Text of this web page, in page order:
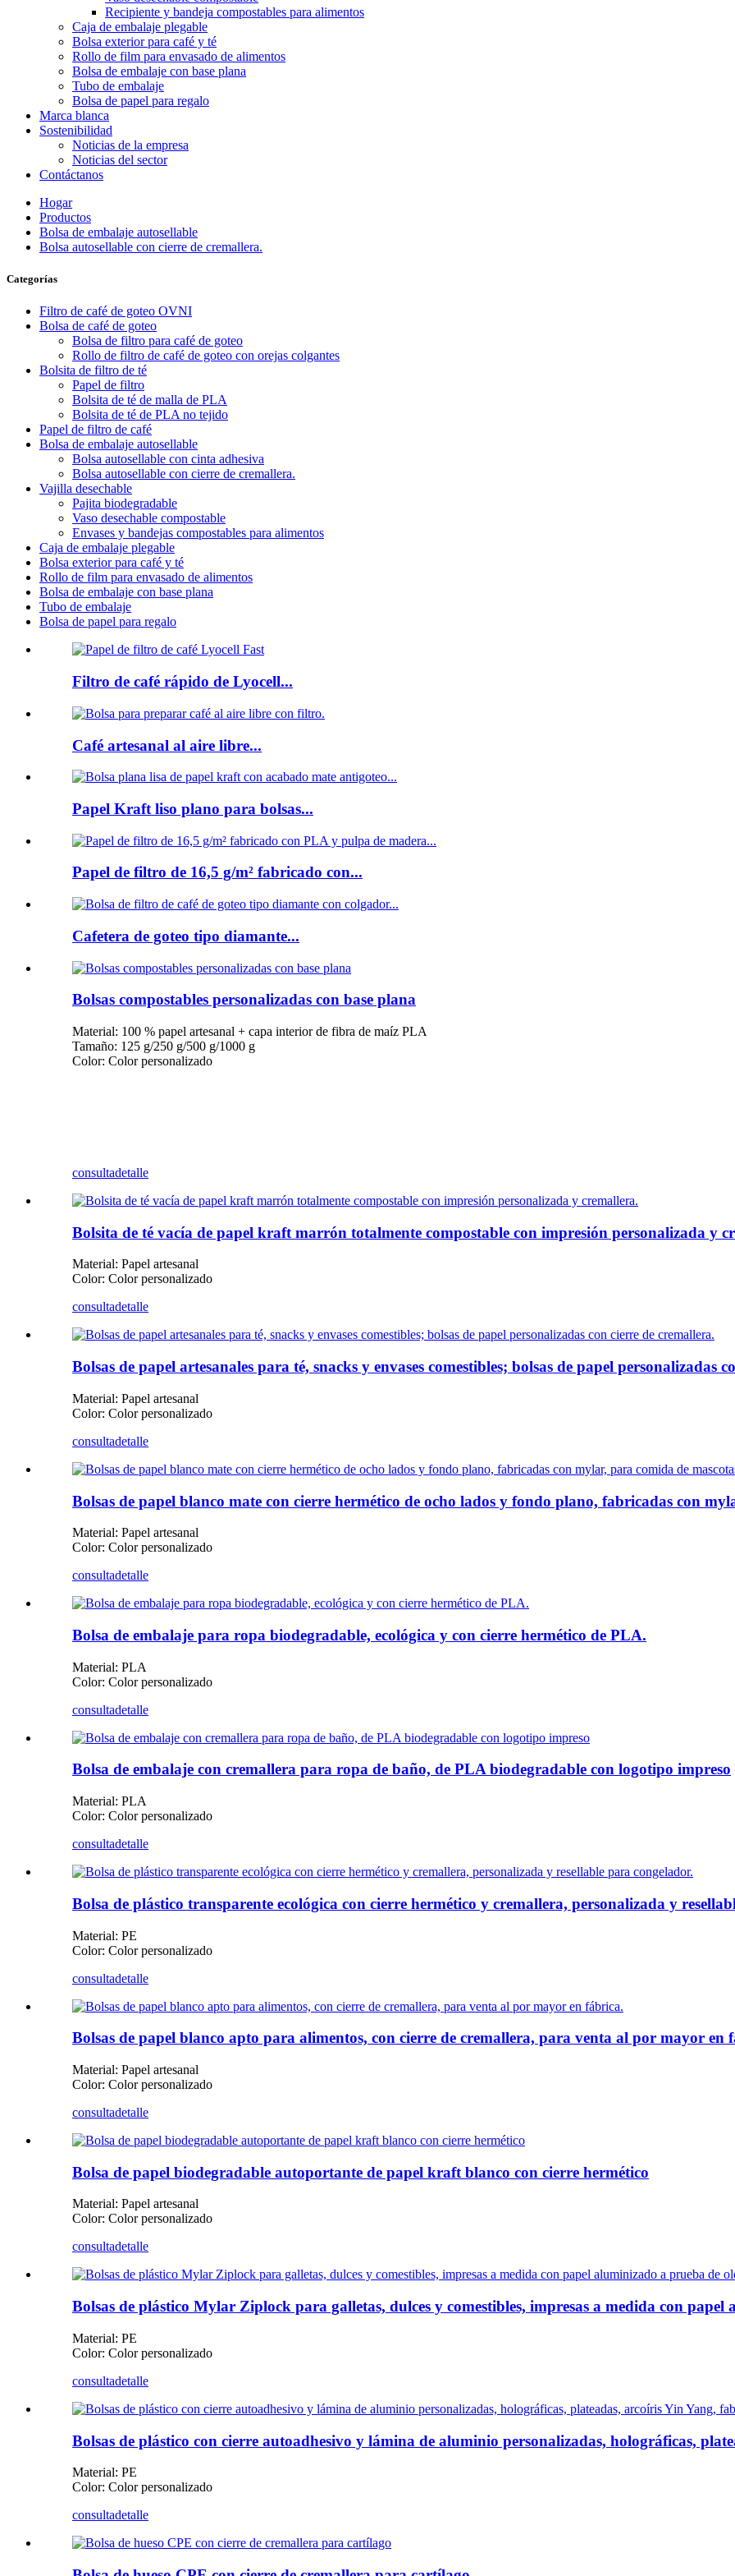
Recipiente y bandeja compostables para alimentos
Caja de embalaje plegable
Bolsa exterior para café y té
Rollo de film para envasado de alimentos
Bolsa de embalaje con base plana
Tubo de embalaje
Bolsa de papel para regalo
Marca blanca
Sostenibilidad
Noticias de la empresa
Noticias del sector
Contáctanos
Hogar
Productos
Bolsa de embalaje autosellable
Bolsa autosellable con cierre de cremallera.
Categorías
Filtro de café de goteo OVNI
Bolsa de café de goteo
Bolsa de filtro para café de goteo
Rollo de filtro de café de goteo con orejas colgantes
Bolsita de filtro de té
Papel de filtro
Bolsita de té de malla de PLA
Bolsita de té de PLA no tejido
Papel de filtro de café
Bolsa de embalaje autosellable
Bolsa autosellable con cinta adhesiva
Bolsa autosellable con cierre de cremallera.
Vajilla desechable
Pajita biodegradable
Vaso desechable compostable
Envases y bandejas compostables para alimentos
Caja de embalaje plegable
Bolsa exterior para café y té
Rollo de film para envasado de alimentos
Bolsa de embalaje con base plana
Tubo de embalaje
Bolsa de papel para regalo
Filtro de café rápido de Lyocell...
Café artesanal al aire libre...
Papel Kraft liso plano para bolsas...
Papel de filtro de 16,5 g/m² fabricado con...
Cafetera de goteo tipo diamante...
Bolsas compostables personalizadas con base plana
Material: 100 % papel artesanal + capa interior de fibra de maíz PLA
Tamaño: 125 g/250 g/500 g/1000 g
Color: Color personalizado
consultadetalle
Bolsita de té vacía de papel kraft marrón totalmente compostable con impresión personalizada y
Material: Papel artesanal
Color: Color personalizado
consultadetalle
Bolsas de papel artesanales para té, snacks y envases comestibles; bolsas de papel personalizadas
Material: Papel artesanal
Color: Color personalizado
consultadetalle
Bolsas de papel blanco mate con cierre hermético de ocho lados y fondo plano, fabricadas con
Material: Papel artesanal
Color: Color personalizado
consultadetalle
Bolsa de embalaje para ropa biodegradable, ecológica y con cierre hermético de PLA.
Material: PLA
Color: Color personalizado
consultadetalle
Bolsa de embalaje con cremallera para ropa de baño, de PLA biodegradable con logotipo impreso
Material: PLA
Color: Color personalizado
consultadetalle
Bolsa de plástico transparente ecológica con cierre hermético y cremallera, personalizada y
Material: PE
Color: Color personalizado
consultadetalle
Bolsas de papel blanco apto para alimentos, con cierre de cremallera, para venta al por mayor en
Material: Papel artesanal
Color: Color personalizado
consultadetalle
Bolsa de papel biodegradable autoportante de papel kraft blanco con cierre hermético
Material: Papel artesanal
Color: Color personalizado
consultadetalle
Bolsas de plástico Mylar Ziplock para galletas, dulces y comestibles, impresas a medida con papel
Material: PE
Color: Color personalizado
consultadetalle
Bolsas de plástico con cierre autoadhesivo y lámina de aluminio personalizadas, holográficas,
Material: PE
Color: Color personalizado
consultadetalle